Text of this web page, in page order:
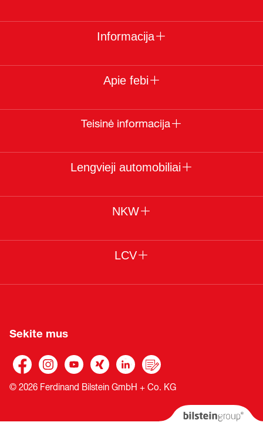
Informacija
Apie febi
Teisinė informacija
Lengvieji automobiliai
NKW
LCV
Sekite mus
© 2026 Ferdinand Bilstein GmbH + Co. KG